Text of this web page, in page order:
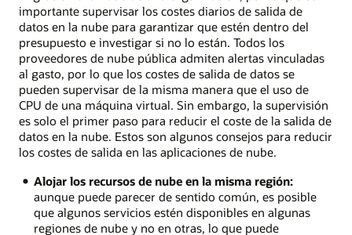
importante supervisar los costes diarios de salida de
datos en la nube para garantizar que estén dentro del
presupuesto e investigar si no lo están. Todos los
proveedores de nube pública admiten alertas vinculadas
al gasto, por lo que los costes de salida de datos se
pueden supervisar de la misma manera que el uso de
CPU de una máquina virtual. Sin embargo, la supervisión
es solo el primer paso para reducir el coste de la salida de
datos en la nube. Estos son algunos consejos para reducir
los costes de salida en las aplicaciones de nube.
Alojar los recursos de nube en la misma región:
aunque puede parecer de sentido común, es posible
que algunos servicios estén disponibles en algunas
regiones de nube y no en otras, lo que puede